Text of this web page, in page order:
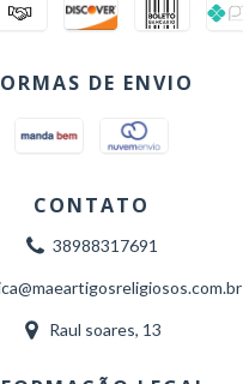
DE ENVIO
CONTATO
38988317691
Raul soares, 13